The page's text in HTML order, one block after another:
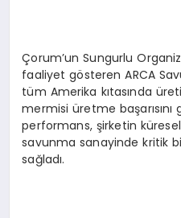
Çorum’un Sungurlu
faaliyet gösteren ARCA
tüm Amerika kıtasında
mermisi üretme başarısını
performans, şirketin
savunma sanayinde kritik
sağladı.